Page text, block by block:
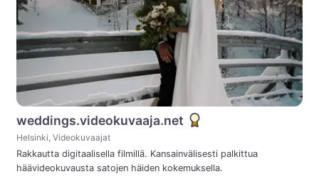
weddings.videokuvaaja.net
Helsinki, Videokuvaajat
Rakkautta digitaalisella filmillä. Kansainvälisesti palkittua
häävideokuvausta satojen häiden kokemuksella.